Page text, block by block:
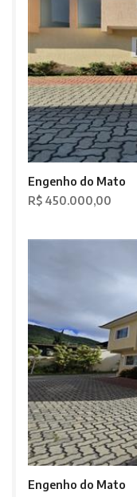
Engenho do Mato
R$ 450.000,00
Engenho do Mato